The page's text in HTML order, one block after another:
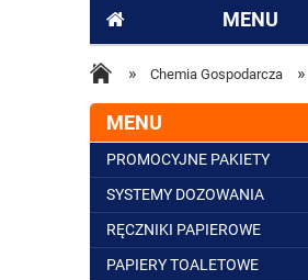
MENU
» Chemia Gospodarcza »
MENU
PROMOCYJNE PAKIETY
SYSTEMY DOZOWANIA
RĘCZNIKI PAPIEROWE
PAPIERY TOALETOWE